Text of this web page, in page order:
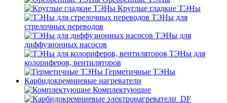
Круглые гладкие ТЭНы
ТЭНы для
стрелочных переводов
ТЭНы для
диффузионных насосов
ТЭНы для
колориферов, вентиляторов
Герметичные ТЭНы
Карбидокремниевые нагреватели
Комплектующие